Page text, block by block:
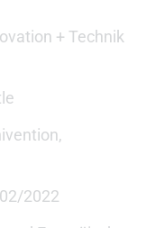
+ Technik
2022